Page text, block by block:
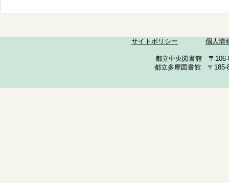
サイトポリシー 個人情
都立中央図書館 〒
都立多摩図書館 〒185-